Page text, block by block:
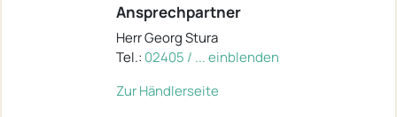
Ansprechpartner
Herr Georg Stura
Tel.: 02405 / ... einblenden
Zur Händlerseite